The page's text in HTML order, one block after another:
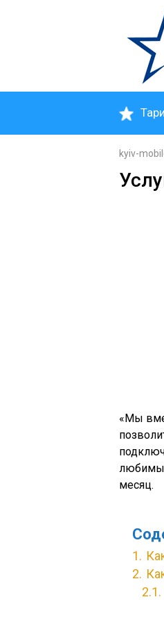
kyiv-
«Мы
месяц.
1.
2.
2.1.